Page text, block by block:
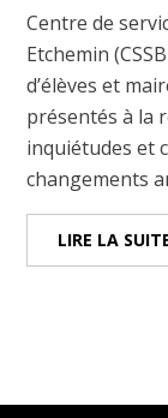
Centre de
Etchemin
d’élèves et
présentés à la
inquiétudes et
changements
LIRE LA